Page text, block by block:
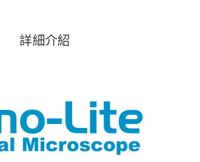
詳細介紹